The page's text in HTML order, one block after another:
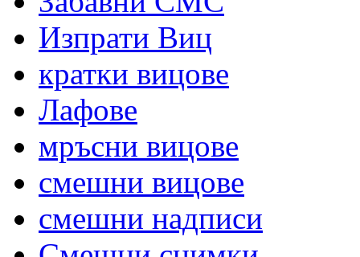
Изпрати Виц
кратки вицове
Лафове
мръсни вицове
смешни вицове
смешни надписи